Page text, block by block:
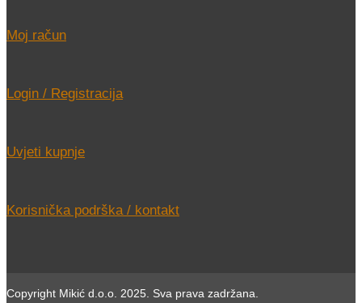
Moj račun
Login / Registracija
Uvjeti kupnje
Korisnička podrška / kontakt
Copyright Mikić d.o.o. 2025. Sva prava zadržana.